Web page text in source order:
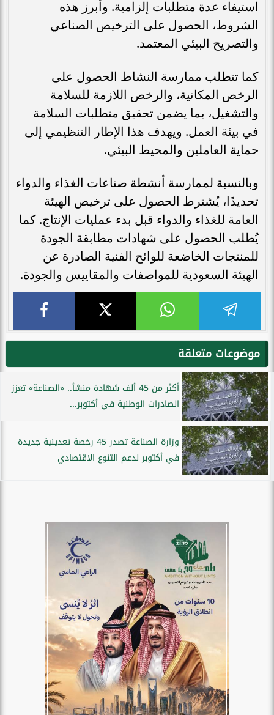
استيفاء عدة متطلبات إلزامية. وأبرز هذه
الشروط، الحصول على الترخيص الصناعي
والتصريح البيئي المعتمد.
كما تتطلب ممارسة النشاط الحصول على
الرخص المكانية، والرخص اللازمة للسلامة
والتشغيل، بما يضمن تحقيق متطلبات السلامة
في بيئة العمل. ويهدف هذا الإطار التنظيمي إلى
حماية العاملين والمحيط البيئي.
وبالنسبة لممارسة أنشطة صناعات الغذاء والدواء
تحديدًا، يُشترط الحصول على ترخيص الهيئة
العامة للغذاء والدواء قبل بدء عمليات الإنتاج. كما
يُطلب الحصول على شهادات مطابقة الجودة
للمنتجات الخاضعة للوائح الفنية الصادرة عن
الهيئة السعودية للمواصفات والمقاييس والجودة.
موضوعات متعلقة
أكثر من 45 ألف شهادة منشأ.. «الصناعة» تعزز
الصادرات الوطنية في أكتوبر...
وزارة الصناعة تصدر 45 رخصة تعدينية جديدة
في أكتوبر لدعم التنوع الاقتصادي